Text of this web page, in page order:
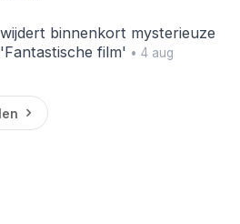
binnenkort mysterieuze
film' • 4 aug